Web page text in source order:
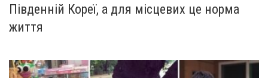
Південній Кореї, а для місцевих це норма
життя